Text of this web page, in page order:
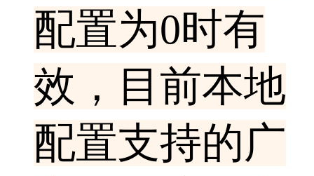
配置为0时有
效，目前本地
配置支持的广